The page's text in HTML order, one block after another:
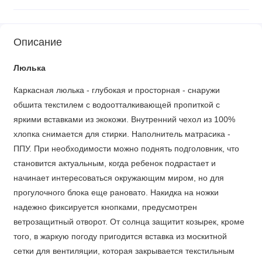
Описание
Люлька
Каркасная люлька - глубокая и просторная - снаружи
обшита текстилем с водоотталкивающей пропиткой с
яркими вставками из экокожи. Внутренний чехол из 100%
хлопка снимается для стирки. Наполнитель матрасика -
ППУ. При необходимости можно поднять подголовник, что
становится актуальным, когда ребенок подрастает и
начинает интересоваться окружающим миром, но для
прогулочного блока еще рановато. Накидка на ножки
надежно фиксируется кнопками, предусмотрен
ветрозащитный отворот. От солнца защитит козырек, кроме
того, в жаркую погоду пригодится вставка из москитной
сетки для вентиляции, которая закрывается текстильным